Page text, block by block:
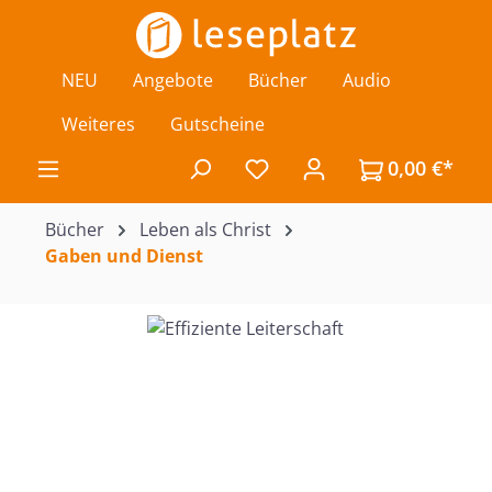
Zum Hauptinhalt springen
NEU Angebote Bücher
Audio
Weiteres
Gutscheine
Du hast 0 Produkte auf
0,00 €*
Bücher
Leben als Christ
Gaben und Dienst
Bildergalerie überspringen